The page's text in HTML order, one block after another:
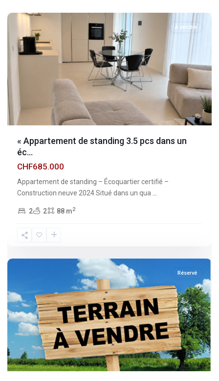
À vendre
« Appartement de standing 3.5 pcs dans un
éc...
CHF685.000
Appartement de standing – Écoquartier certifié –
Construction neuve 2024 Situé dans un qua
2 2 88 m2
Fribourg
Réservé